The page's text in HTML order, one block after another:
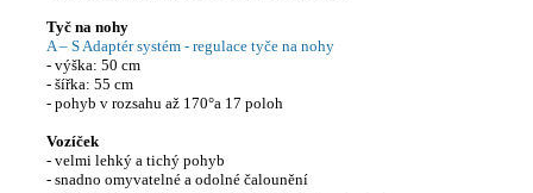
Tyč na nohy
A – S Adaptér systém - regulace tyče na nohy
- výška: 50 cm
- šířka: 55 cm
- pohyb v rozsahu až 170°a 17 poloh
Vozíček
- velmi lehký a tichý pohyb
- snadno omyvatelné a odolné čalounění